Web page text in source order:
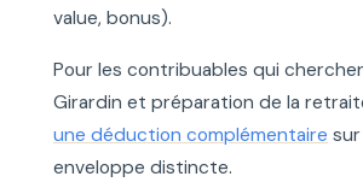
value, bonus).
Pour les contribuables qui
Girardin et préparation de la
une déduction complémentaire
enveloppe distincte.